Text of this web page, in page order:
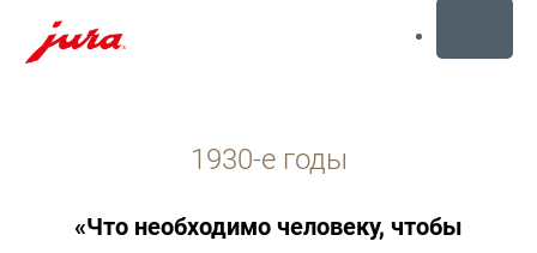
1930-е годы
«Что необходимо человеку, чтобы